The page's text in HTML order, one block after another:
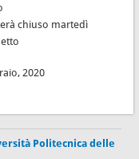
chiuso martedì
2020
Politecnica delle